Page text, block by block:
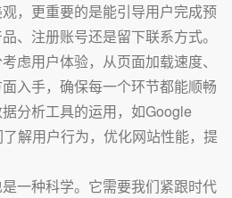
，更重要的是能引导用户完成预
、注册账号还是留下联系方式。
虑用户体验，从页面加载速度、
入手，确保每一个环节都能顺畅
分析工具的运用，如Google
解用户行为，优化网站性能，提
一种科学。它需要我们紧跟时代